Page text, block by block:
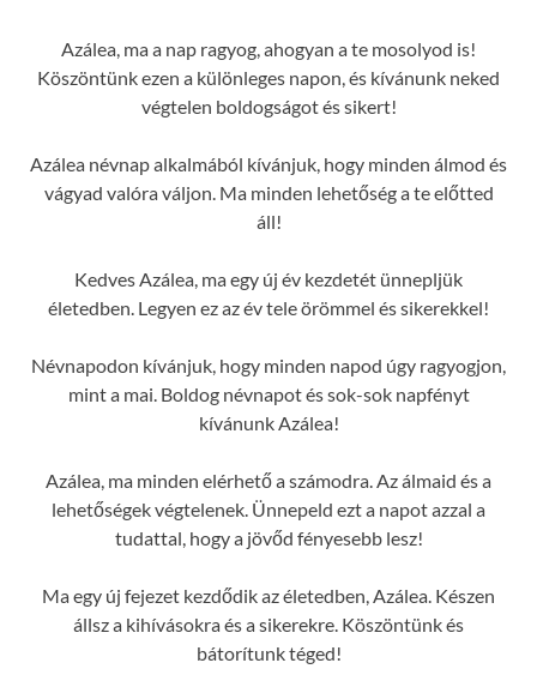
Azálea, ma a nap ragyog, ahogyan a te mosolyod is!
Köszöntünk ezen a különleges napon, és kívánunk neked
végtelen boldogságot és sikert!
Azálea névnap alkalmából kívánjuk, hogy minden álmod és
vágyad valóra váljon. Ma minden lehetőség a te előtted
áll!
Kedves Azálea, ma egy új év kezdetét ünnepljük
életedben. Legyen ez az év tele örömmel és sikerekkel!
Névnapodon kívánjuk, hogy minden napod úgy ragyogjon,
mint a mai. Boldog névnapot és sok-sok napfényt
kívánunk Azálea!
Azálea, ma minden elérhető a számodra. Az álmaid és a
lehetőségek végtelenek. Ünnepeld ezt a napot azzal a
tudattal, hogy a jövőd fényesebb lesz!
Ma egy új fejezet kezdődik az életedben, Azálea. Készen
állsz a kihívásokra és a sikerekre. Köszöntünk és
bátorítunk téged!